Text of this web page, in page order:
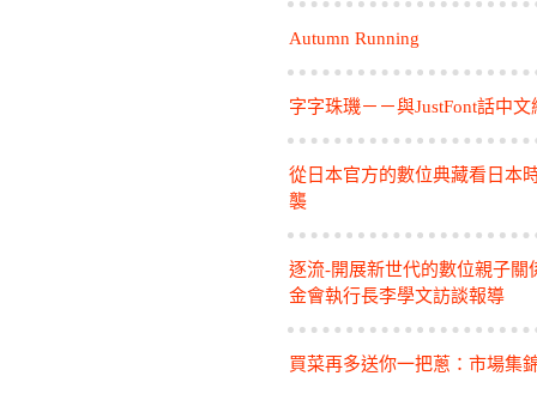
Autumn Running
字字珠璣－－與JustFont話中
從日本官方的數位典藏看日本
襲
逐流-開展新世代的數位親子關
金會執行長李學文訪談報導
買菜再多送你一把蔥：市場集